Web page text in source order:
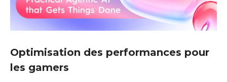
Optimisation des performances pour
les gamers